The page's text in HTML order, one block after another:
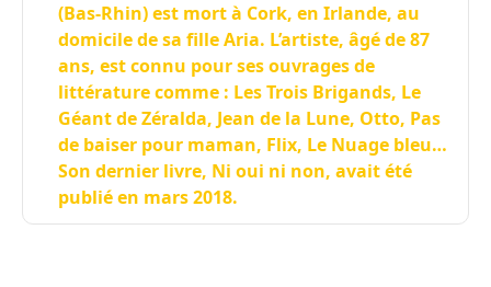
(Bas-Rhin) est mort à Cork, en Irlande, au
domicile de sa fille Aria. L’artiste, âgé de 87
ans, est connu pour ses ouvrages de
littérature comme : Les Trois Brigands, Le
Géant de Zéralda, Jean de la Lune, Otto, Pas
de baiser pour maman, Flix, Le Nuage bleu…
Son dernier livre, Ni oui ni non, avait été
publié en mars 2018.